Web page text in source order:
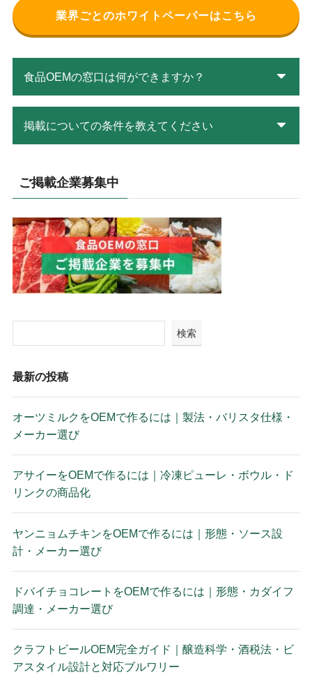
業界ごとのホワイトペーパーはこちら
食品OEMの窓口は何ができますか？
掲載についての条件を教えてください
ご掲載企業募集中
検索
最新の投稿
オーツミルクをOEMで作るには｜製法・バリスタ仕様・
メーカー選び
アサイーをOEMで作るには｜冷凍ピューレ・ボウル・ド
リンクの商品化
ヤンニョムチキンをOEMで作るには｜形態・ソース設
計・メーカー選び
ドバイチョコレートをOEMで作るには｜形態・カダイフ
調達・メーカー選び
クラフトビールOEM完全ガイド｜醸造科学・酒税法・ビ
アスタイル設計と対応ブルワリー